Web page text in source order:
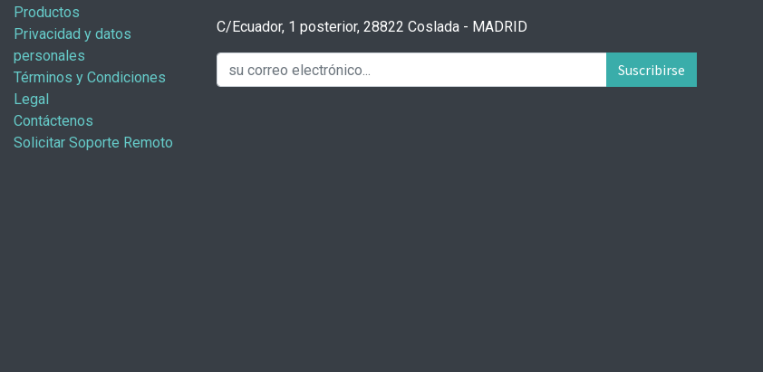
Productos
Privacidad y datos
personales
Términos y Condiciones
Legal
Contáctenos
Solicitar Soporte Remoto
C/Ecuador, 1 posterior, 28822 Coslada - MADRID
Suscribirse